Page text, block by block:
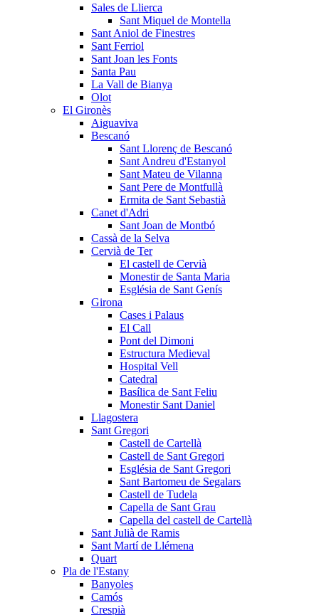
Sales de Llierca
Sant Miquel de Montella
Sant Aniol de Finestres
Sant Ferriol
Sant Joan les Fonts
Santa Pau
La Vall de Bianya
Olot
El Gironès
Aiguaviva
Bescanó
Sant Llorenç de Bescanó
Sant Andreu d'Estanyol
Sant Mateu de Vilanna
Sant Pere de Montfullà
Ermita de Sant Sebastià
Canet d'Adri
Sant Joan de Montbó
Cassà de la Selva
Cervià de Ter
El castell de Cervià
Monestir de Santa Maria
Església de Sant Genís
Girona
Cases i Palaus
El Call
Pont del Dimoni
Estructura Medieval
Hospital Vell
Catedral
Basílica de Sant Feliu
Monestir Sant Daniel
Llagostera
Sant Gregori
Castell de Cartellà
Castell de Sant Gregori
Església de Sant Gregori
Sant Bartomeu de Segalars
Castell de Tudela
Capella de Sant Grau
Capella del castell de Cartellà
Sant Julià de Ramis
Sant Martí de Llémena
Quart
Pla de l'Estany
Banyoles
Camós
Crespià